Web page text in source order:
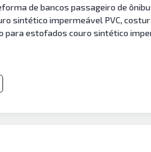
de bancos passageiro de
sintético impermeável PVC,
estofados couro sintético